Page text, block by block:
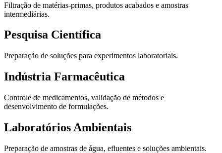
Filtração de matérias-primas, produtos acabados e amostras
intermediárias.
Pesquisa Científica
Preparação de soluções para experimentos laboratoriais.
Indústria Farmacêutica
Controle de medicamentos, validação de métodos e
desenvolvimento de formulações.
Laboratórios Ambientais
Preparação de amostras de água, efluentes e soluções ambientais.